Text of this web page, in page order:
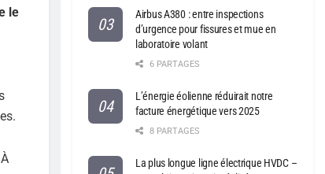
le
Airbus A380 : entre inspections
d’urgence pour fissures et mue en
laboratoire volant
6 PARTAGES
L’énergie éolienne réduirait notre
facture énergétique vers 2025
8 PARTAGES
La plus longue ligne électrique HVDC –